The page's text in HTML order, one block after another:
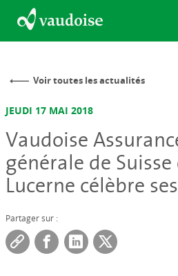
Voir toutes les actualités
JEUDI 17 MAI 2018
Vaudoise
générale de
Lucerne célèbre
Partager sur :